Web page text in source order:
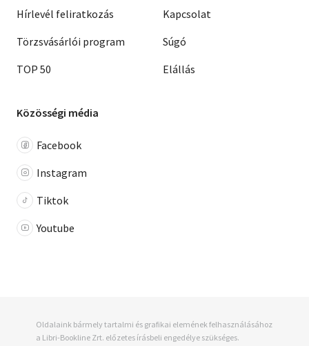
Hírlevél feliratkozás
Törzsvásárlói program
TOP 50
Kapcsolat
Súgó
Elállás
Közösségi média
Facebook
Instagram
Tiktok
Youtube
Oldalaink bármely tartalmi és grafikai elemének felhasználásához
a Libri-Bookline Zrt. előzetes írásbeli engedélye szükséges.